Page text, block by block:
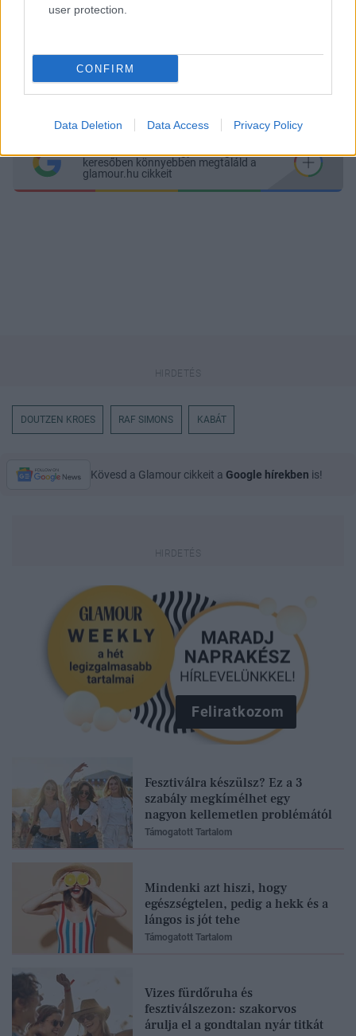
user protection.
CONFIRM
Data Deletion Data Access Privacy Policy
Doutzen Kroes a Raf Simons bemutatón
Megosztás
Itt állíthatod be, hogy a Google
keresőben könnyebben megtaláld a
glamour.hu cikkeit
DOUTZEN KROES RAF SIMONS KABÁT
Kövesd a Glamour cikkeit a Google hírekben is!
Feliratkozom
Fesztiválra készülsz? Ez a 3
szabály megkímélhet egy
nagyon kellemetlen problémától
Támogatott Tartalom
Mindenki azt hiszi, hogy
egészségtelen, pedig a hekk és a
lángos is jót tehe
Támogatott Tartalom
Vizes fürdőruha és
fesztiválszezon: szakorvos
árulja el a gondtalan nyár titkát